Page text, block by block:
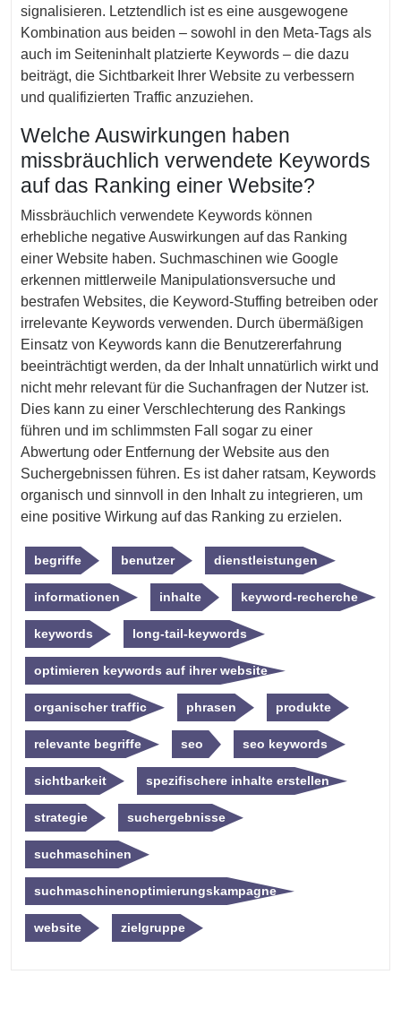
signalisieren. Letztendlich ist es eine ausgewogene
Kombination aus beiden – sowohl in den Meta-Tags als
auch im Seiteninhalt platzierte Keywords – die dazu
beiträgt, die Sichtbarkeit Ihrer Website zu verbessern
und qualifizierten Traffic anzuziehen.
Welche Auswirkungen haben
missbräuchlich verwendete Keywords
auf das Ranking einer Website?
Missbräuchlich verwendete Keywords können
erhebliche negative Auswirkungen auf das Ranking
einer Website haben. Suchmaschinen wie Google
erkennen mittlerweile Manipulationsversuche und
bestrafen Websites, die Keyword-Stuffing betreiben oder
irrelevante Keywords verwenden. Durch übermäßigen
Einsatz von Keywords kann die Benutzererfahrung
beeinträchtigt werden, da der Inhalt unnatürlich wirkt und
nicht mehr relevant für die Suchanfragen der Nutzer ist.
Dies kann zu einer Verschlechterung des Rankings
führen und im schlimmsten Fall sogar zu einer
Abwertung oder Entfernung der Website aus den
Suchergebnissen führen. Es ist daher ratsam, Keywords
organisch und sinnvoll in den Inhalt zu integrieren, um
eine positive Wirkung auf das Ranking zu erzielen.
begriffe benutzer dienstleistungen
informationen inhalte keyword-recherche
keywords long-tail-keywords
optimieren keywords auf ihrer website
organischer traffic phrasen produkte
relevante begriffe seo seo keywords
sichtbarkeit spezifischere inhalte erstellen
strategie suchergebnisse
suchmaschinen
suchmaschinenoptimierungskampagne
website zielgruppe